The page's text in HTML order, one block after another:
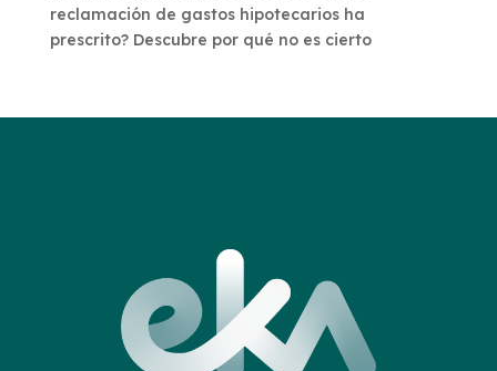
reclamación de gastos hipotecarios ha
prescrito? Descubre por qué no es cierto